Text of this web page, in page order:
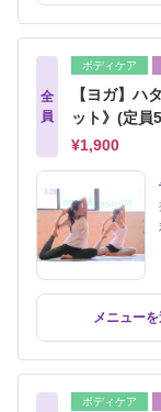
全
員
ボディケア
【ヨガ】ハ
ット》(定員
¥1,900
メニュー
ボディケア